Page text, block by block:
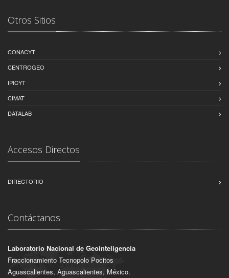
Otros Sitios
CONACYT
CENTROGEO
IPICYT
CIMAT
DATALAB
Accesos Directos
DIRECTORIO
Contáctanos
Laboratorio Nacional de Geointeligencia
Fraccionamiento Tecnopolo Pocitos
Aguascalientes, Aguascalientes, México.